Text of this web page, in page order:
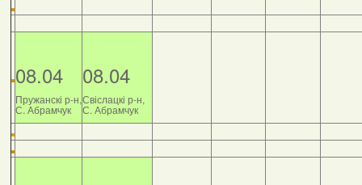
08.04
Пружанскі р-н,
С. Абрамчук
08.04
Свіслацкі р-н,
С. Абрамчук